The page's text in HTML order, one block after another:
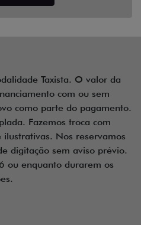
Taxista. O valor da
com ou sem
como parte do pagamento.
Fazemos troca com
Nos reservamos
digitação sem aviso prévio.
enquanto durarem os